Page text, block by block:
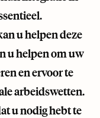
u helpen deze
u helpen om uw
en ervoor te
arbeidswetten.
u nodig hebt te